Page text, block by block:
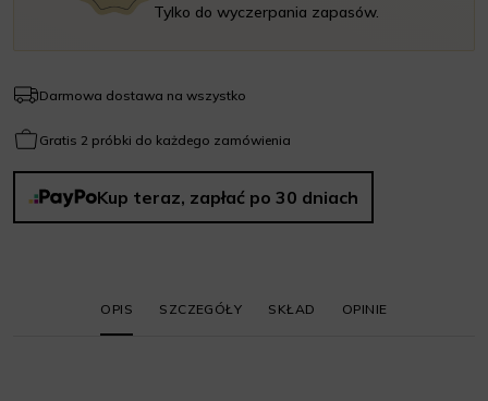
Tylko do wyczerpania zapasów.
Darmowa dostawa na wszystko
Gratis 2 próbki do każdego zamówienia
Kup teraz, zapłać po 30 dniach
OPIS SZCZEGÓŁY SKŁAD OPINIE